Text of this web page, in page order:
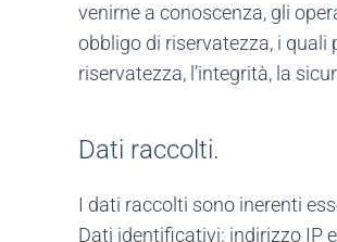
venirne a conoscenza, gli
obbligo di riservatezza, i
riservatezza, l’integrità, la
Dati raccolti.
I dati raccolti sono inerenti
Dati identificativi: indirizzo IP